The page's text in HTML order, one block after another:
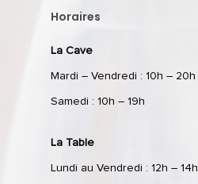
Horaires
La Cave
Mardi – Vendredi : 10h – 20h
Samedi : 10h – 19h
La Table
Lundi au Vendredi : 12h – 14h